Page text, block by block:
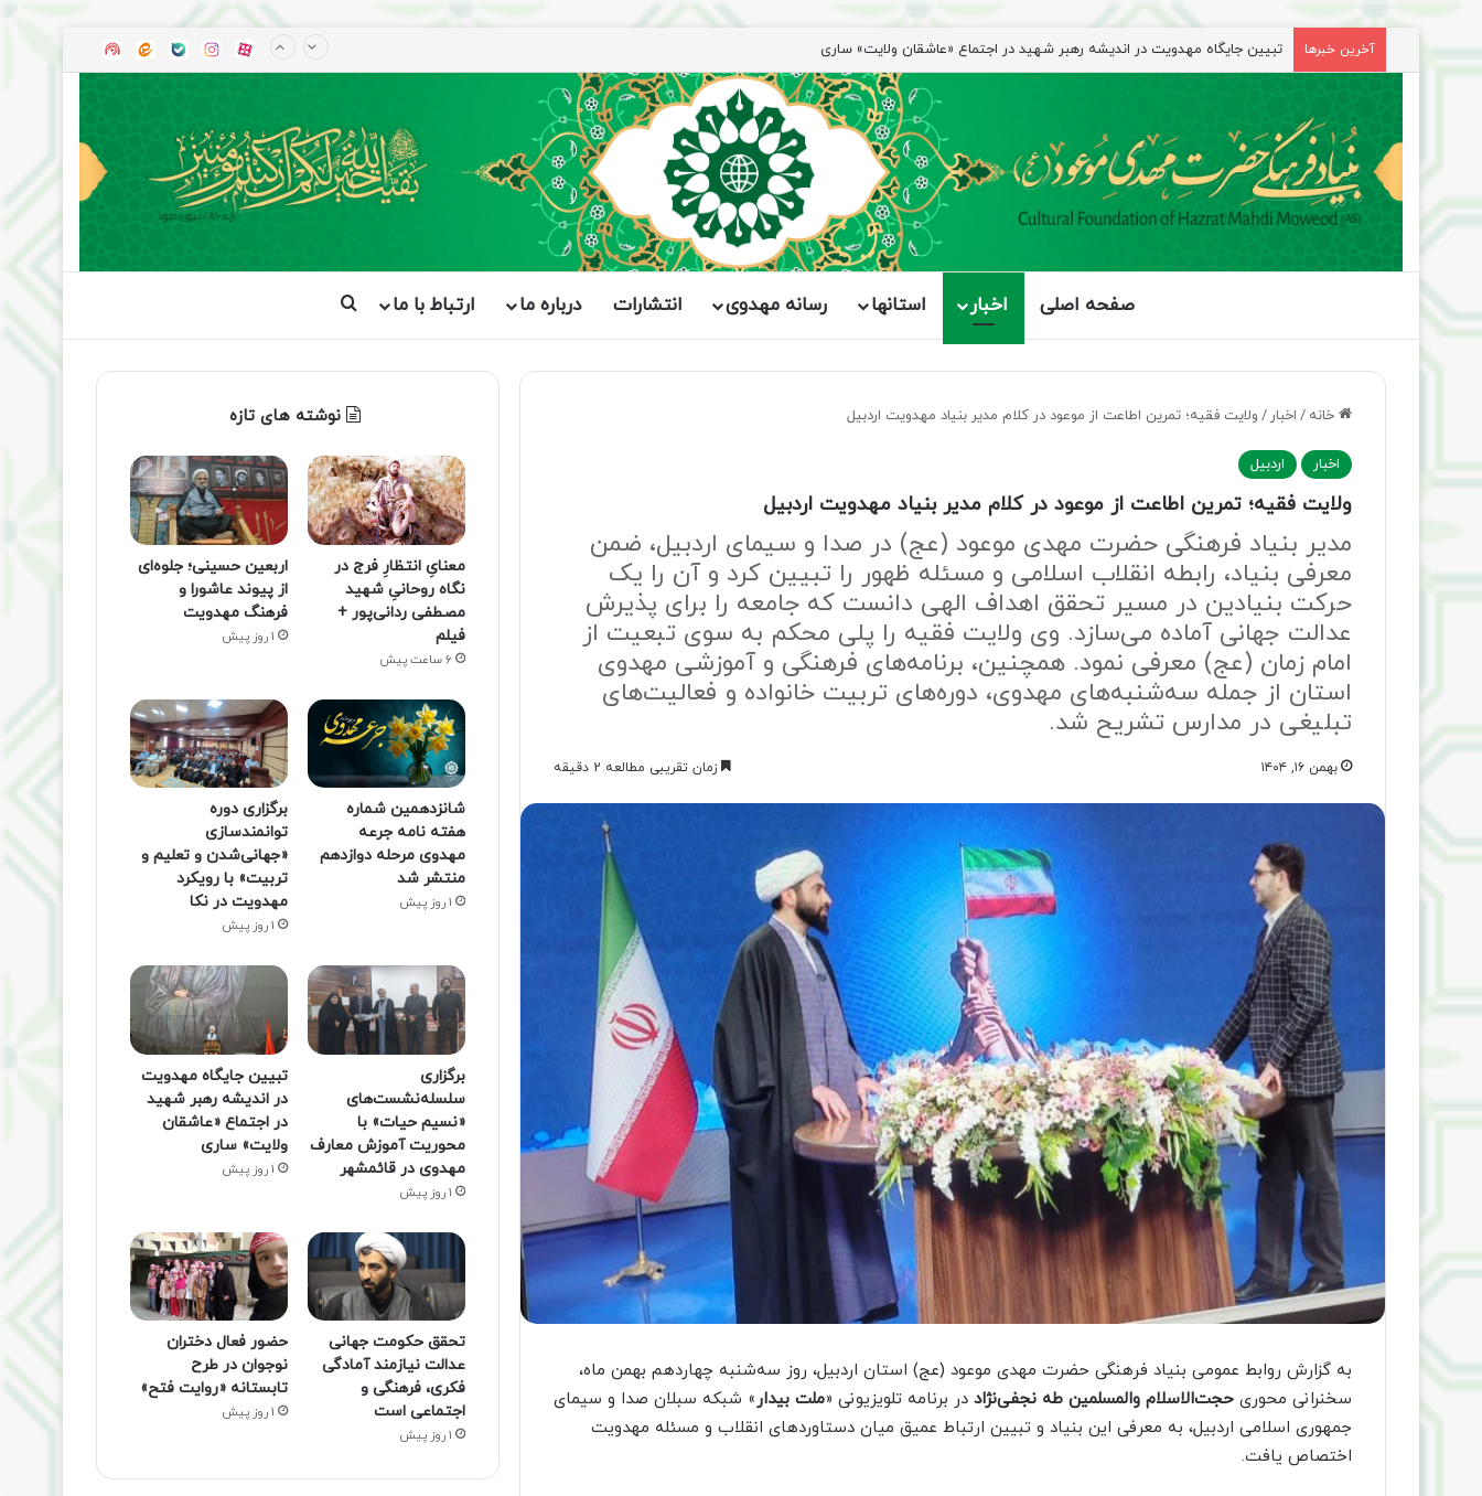
آخرین خبرها شیخ نعیم قاسم: راه امام حسین(ع) تا ظهور ادامه دارد؛ مقاومت از کربلا الهام می‌گیرد آپاراتاینستاگرام
بله ایتا
صفحه اصلی اخبار استانها رسانه مهدوی انتشارات درباره ما ارتباط با ما جستجو برای
خانه / اخبار / ولایت فقیه؛ تمرین اطاعت از موعود در کلام مدیر بنیاد مهدویت اردبیل
اخبار اردبیل
ولایت فقیه؛ تمرین اطاعت از موعود در کلام مدیر بنیاد مهدویت اردبیل
مدیر بنیاد فرهنگی حضرت مهدی موعود (عج) در صدا و سیمای اردبیل، ضمن
معرفی بنیاد، رابطه انقلاب اسلامی و مسئله ظهور را تبیین کرد و آن را یک
حرکت بنیادین در مسیر تحقق اهداف الهی دانست که جامعه را برای پذیرش
عدالت جهانی آماده می‌سازد. وی ولایت فقیه را پلی محکم به سوی تبعیت از
امام زمان (عج) معرفی نمود. همچنین، برنامه‌های فرهنگی و آموزشی مهدوی
استان از جمله سه‌شنبه‌های مهدوی، دوره‌های تربیت خانواده و فعالیت‌های
تبلیغی در مدارس تشریح شد.
بهمن ۱۶, ۱۴۰۴ زمان تقریبی مطالعه 2 دقیقه
به گزارش روابط عمومی بنیاد فرهنگی حضرت مهدی موعود (عج) استان اردبیل، روز سه‌شنبه چهاردهم بهمن ماه،
سخنرانی محوری حجت‌الاسلام والمسلمین طه نجفی‌نژاد در برنامه تلویزیونی «ملت بیدار» شبکه سبلان صدا و سیمای
جمهوری اسلامی اردبیل، به معرفی این بنیاد و تبیین ارتباط عمیق میان دستاوردهای انقلاب و مسئله مهدویت
اختصاص یافت.
نوشته های تازه
معنایِ انتظارِ فرج در
نگاه روحانیِ شهید
مصطفی ردانی‌پور +
فیلم
6 ساعت پیش
اربعین حسینی؛ جلوه‌ای
از پیوند عاشورا و
فرهنگ مهدویت
1 روز پیش
شانزدهمین شماره
هفته‌ نامه جرعه
مهدوی مرحله دوازدهم
منتشر شد
1 روز پیش
برگزاری دوره
توانمندسازی
«جهانی‌شدن و تعلیم و
تربیت» با رویکرد
مهدویت در نکا
1 روز پیش
برگزاری
سلسله‌نشست‌های
«نسیم حیات» با
محوریت آموزش معارف
مهدوی در قائمشهر
1 روز پیش
تبیین جایگاه مهدویت
در اندیشه رهبر شهید
در اجتماع «عاشقان
ولایت» ساری
1 روز پیش
تحقق حکومت جهانی
عدالت نیازمند آمادگی
فکری، فرهنگی و
اجتماعی است
1 روز پیش
حضور فعال دختران
نوجوان در طرح
تابستانه «روایت فتح»
1 روز پیش